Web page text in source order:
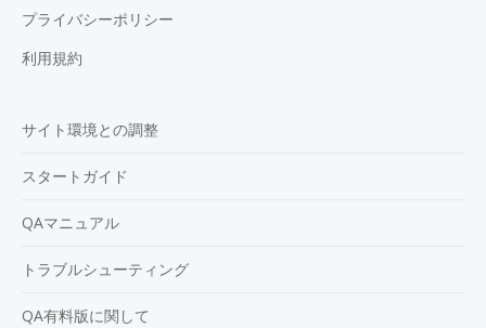
プライバシーポリシー
利用規約
サイト環境との調整
スタートガイド
QAマニュアル
トラブルシューティング
QA有料版に関して